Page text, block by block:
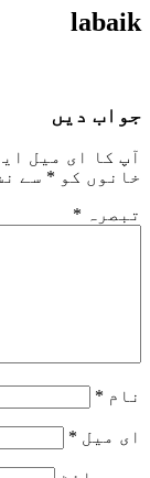
labaik
جواب دیں
آپ کا ای میل
خانوں کو * سے
تبصرہ *
نام *
ای میل *